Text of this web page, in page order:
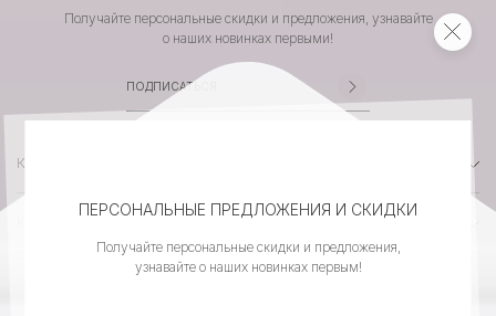
Получайте персональные скидки и предложения, узнавайте
о наших новинках первыми!
КАТАЛОГ
ПЕРСОНАЛЬНЫЕ ПРЕДЛОЖЕНИЯ И СКИДКИ
Получайте персональные скидки и предложения,
узнавайте о наших новинках первым!